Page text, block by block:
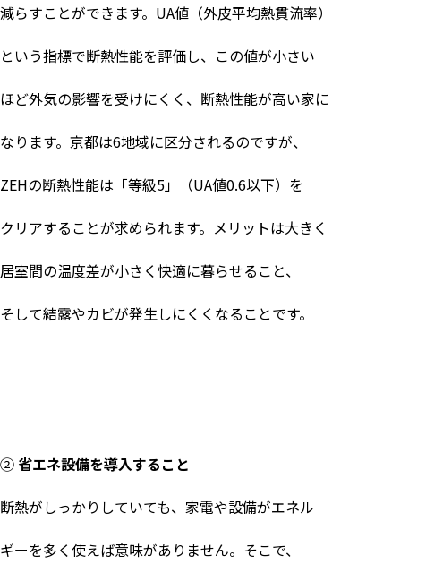
減らすことができます。 UA値（外皮平均熱貫流率）
という指標で断熱性能を評価し、この値が小さい
ほど外気の影響を受けにくく、断熱性能が高い家に
なります。京都は6地域に区分されるのですが、
ZEHの断熱性能は「等級5」（UA値0.6以下）を
クリアすることが求められます。メリットは大きく
居室間の温度差が小さく快適に暮らせること、
そして結露やカビが発生しにくくなることです。
② 省エネ設備を導入すること
断熱がしっかりしていても、家電や設備がエネル
ギーを多く使えば意味がありません。そこで、